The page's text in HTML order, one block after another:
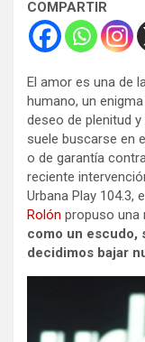
COMPARTIR
El amor es una de
humano, un
deseo de plenitud
suele buscarse en
o de garantía
reciente
Urbana Play 104.3,
Rolón propuso una
como un escudo,
decidimos bajar